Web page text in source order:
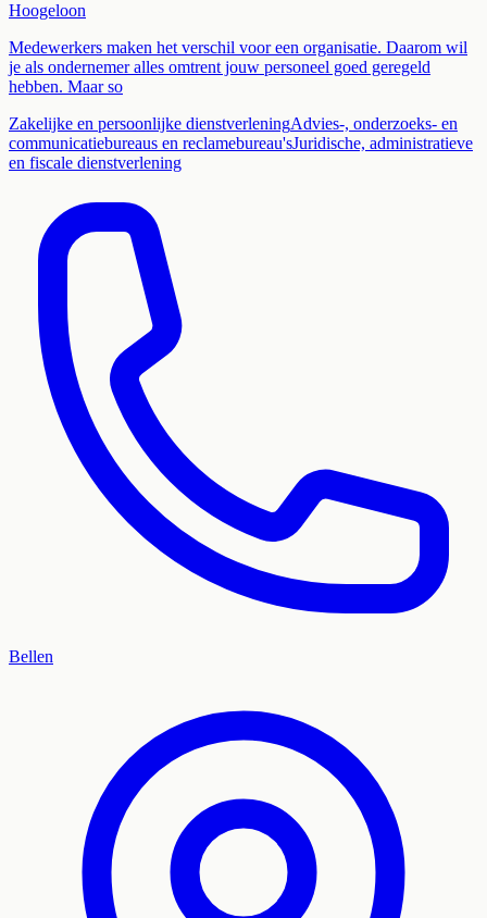
Hoogeloon
Medewerkers maken het verschil voor een organisatie. Daarom wil
je als ondernemer alles omtrent jouw personeel goed geregeld
hebben. Maar so
Zakelijke en persoonlijke dienstverleningAdvies-, onderzoeks- en
communicatiebureaus en reclamebureau'sJuridische, administratieve
en fiscale dienstverlening
Bellen